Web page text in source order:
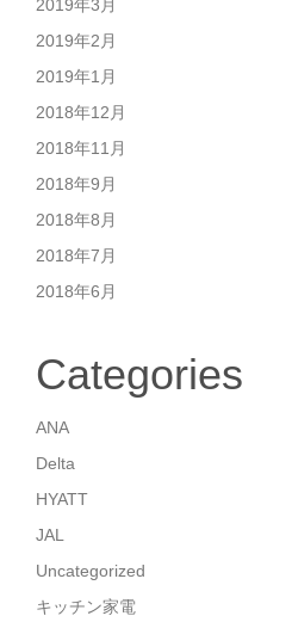
2019年3月
2019年2月
2019年1月
2018年12月
2018年11月
2018年9月
2018年8月
2018年7月
2018年6月
Categories
ANA
Delta
HYATT
JAL
Uncategorized
キッチン家電